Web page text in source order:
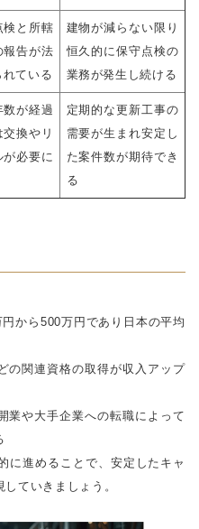
検と所轄
報告が法
ている
建物が減らない限り
恒久的に保守点検の
業務が発生し続ける
数が経過
交換やリ
が必要に
定期的な更新工事の
需要が生まれ安定し
た案件数が期待でき
る
から500万円であり日本の平均
の関連資格の取得が収入アップ
業や大手企業への転職によって
に進めることで、安定したキャ
ていきましょう。